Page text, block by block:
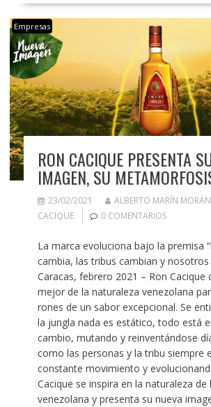
Empresas
RON CACIQUE PRESENTA
IMAGEN, SU
23/02/2021 ALBERTO MARÍN MORÁN
CACIQUE
0 COMENTARIOS
La marca evoluciona bajo la premisa
cambia, las tribus cambian y nosotros
Caracas, febrero 2021 – Ron Cacique
mejor de la naturaleza venezolana
rones de un sabor excepcional. Se
la jungla nada es estático, todo está
cambio, mutando y reinventándose
como las personas y la tribu siempre
constante movimiento y
Cacique se inspira en la naturaleza de
venezolana y presenta su nueva